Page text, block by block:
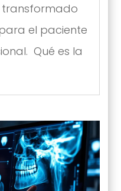
transformado
el paciente
Qué es la